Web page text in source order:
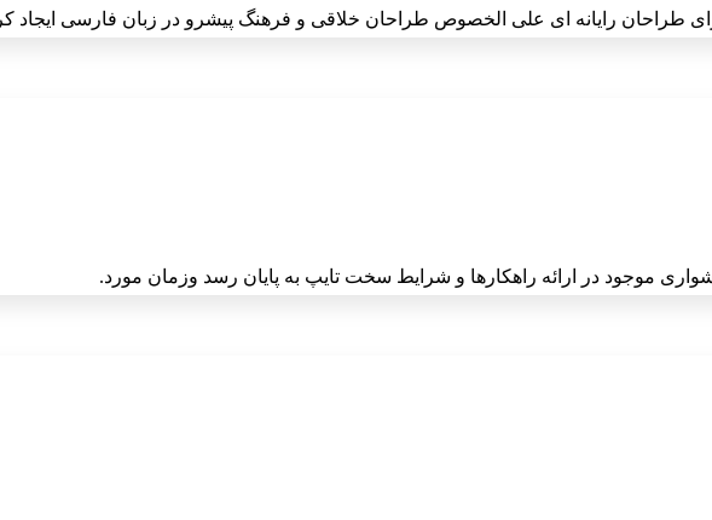
طراحان رایانه ای علی الخصوص طراحان خلاقی و فرهنگ پیشرو در زبان فارسی ایجاد
موجود در ارائه راهکارها و شرایط سخت تایپ به پایان رسد وزمان مورد.